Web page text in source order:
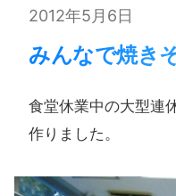
2012年5月6日
みんなで​焼き
食堂休業中の​大型連
作りました。​